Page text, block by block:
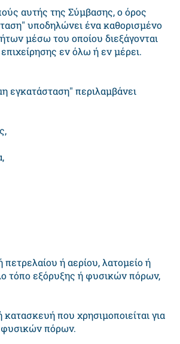
αυτής της Σύμβασης, ο όρος
υποδηλώνει ένα καθορισμένο
μέσω του οποίου διεξάγονται
επιχείρησης εν όλω ή εν μέρει.
εγκατάσταση" περιλαμβάνει
πετρελαίου ή αερίου, λατομείο ή
τόπο εξόρυξης ή φυσικών πόρων,
που χρησιμοποιείται για
πόρων.